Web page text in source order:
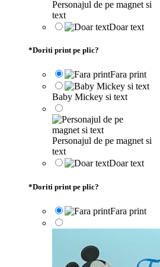
Personajul de pe magnet si
text
Doar text
*Doriti print pe plic?
Fara print
Baby Mickey si text
Personajul de pe magnet si
text
Doar text
*Doriti print pe plic?
Fara print